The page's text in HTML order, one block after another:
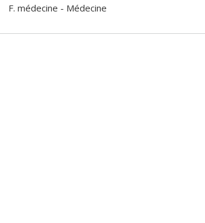
F. médecine - Médecine